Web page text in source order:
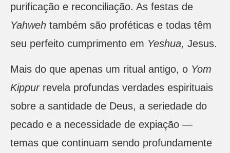
purificação e reconciliação. As festas de
Yahweh também são proféticas e todas têm
seu perfeito cumprimento em Yeshua, Jesus.
Mais do que apenas um ritual antigo, o Yom
Kippurrevela profundas verdades espirituais
sobre a santidade de Deus, a seriedade do
pecado e a necessidade de expiação —
temas que continuam sendo profundamente